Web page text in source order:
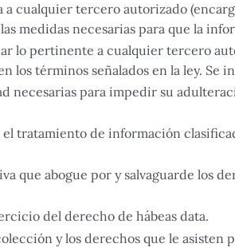
cualquier tercero autorizado
medidas necesarias para que la
lo pertinente a cualquier tercero
términos señalados en la ley. Se
necesarias para impedir su
tratamiento de información
abogue por y salvaguarde los
del derecho de hábeas data.
y los derechos que le asisten